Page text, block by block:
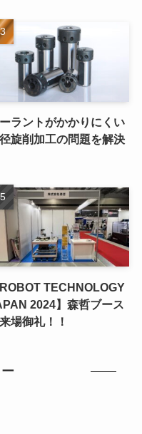
ラントがかかりにくい
旋削加工の問題を解決
ROBOT TECHNOLOGY
2024】森哲ブース
場御礼！！